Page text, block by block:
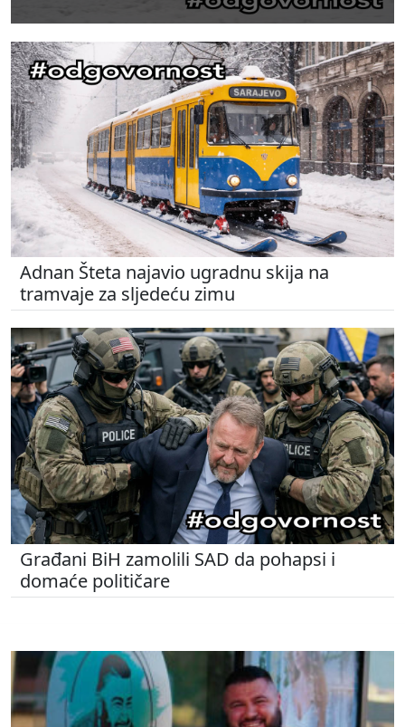
Adnan Šteta najavio ugradnu skija na
tramvaje za sljedeću zimu
Građani BiH zamolili SAD da pohapsi i
domaće političare